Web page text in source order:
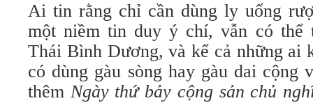
Ai tin rằng chỉ cần dùng ly uống
một niềm tin duy ý chí, vẫn có thể
Thái Bình Dương, và kể cả những ai
có dùng gàu sòng hay gàu dai cộng
thêm Ngày thứ bảy cộng sản chủ